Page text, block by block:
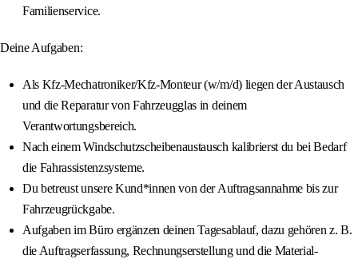
Familienservice.
Deine Aufgaben:
Als Kfz-Mechatroniker/Kfz-Monteur (w/m/d) liegen der Austausch
und die Reparatur von Fahrzeugglas in deinem
Verantwortungsbereich.
Nach einem Windschutzscheibenaustausch kalibrierst du bei Bedarf
die Fahrassistenzsysteme.
Du betreust unsere Kund*innen von der Auftragsannahme bis zur
Fahrzeugrückgabe.
Aufgaben im Büro ergänzen deinen Tagesablauf, dazu gehören z. B.
die Auftragserfassung, Rechnungserstellung und die Material-